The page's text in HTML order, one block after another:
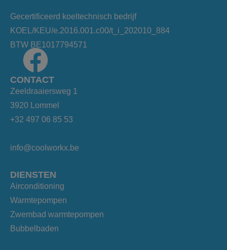
Gecertificeerd koeltechnisch bedrijf
KOEL/KEU/e.2016.001.c00/t_i_202010_884
BTW BE1017794571
CONTACT
Zeeldraaiersweg 1
3920 Lommel
+32 497 06 85 53
info@coolworkx.be
DIENSTEN
Airconditioning
Warmtepompen
Zwembad warmtepompen
Bubbelbaden